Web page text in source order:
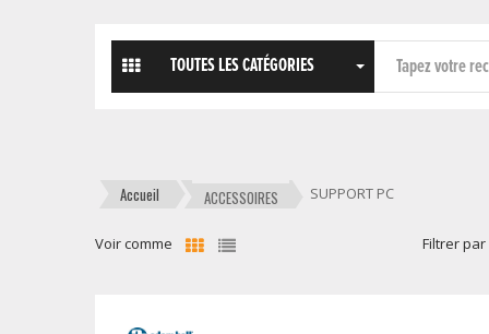
TOUTES LES CATÉGORIES
Accueil ACCESSOIRES SUPPORT PC
Voir comme Filtrer par